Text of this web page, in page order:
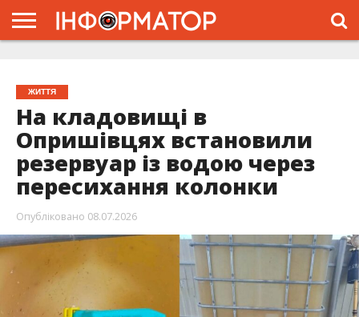
ЖИТТЯ
На кладовищі в
Опришівцях встановили
резервуар із водою через
пересихання колонки
Опубліковано 08.07.2026